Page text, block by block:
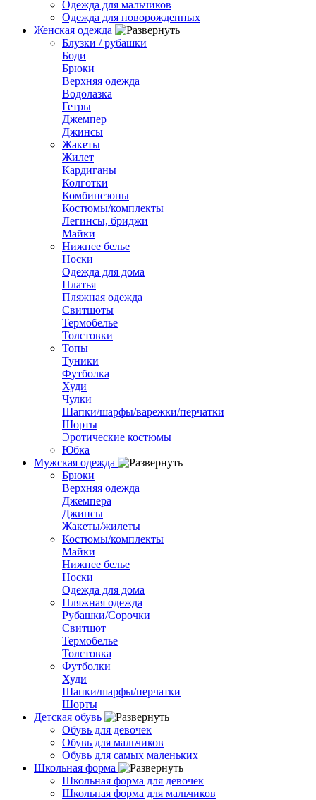
Одежда для мальчиков
Одежда для новорожденных
Женская одежда
Блузки / рубашки
Боди
Брюки
Верхняя одежда
Водолазка
Гетры
Джемпер
Джинсы
Жакеты
Жилет
Кардиганы
Колготки
Комбинезоны
Костюмы/комплекты
Легинсы, бриджи
Майки
Нижнее белье
Носки
Одежда для дома
Платья
Пляжная одежда
Свитшоты
Термобелье
Толстовки
Топы
Туники
Футболка
Худи
Чулки
Шапки/шарфы/варежки/перчатки
Шорты
Эротические костюмы
Юбка
Мужская одежда
Брюки
Верхняя одежда
Джемпера
Джинсы
Жакеты/жилеты
Костюмы/комплекты
Майки
Нижнее белье
Носки
Одежда для дома
Пляжная одежда
Рубашки/Сорочки
Свитшот
Термобелье
Толстовка
Футболки
Худи
Шапки/шарфы/перчатки
Шорты
Детская обувь
Обувь для девочек
Обувь для мальчиков
Обувь для самых маленьких
Школьная форма
Школьная форма для девочек
Школьная форма для мальчиков